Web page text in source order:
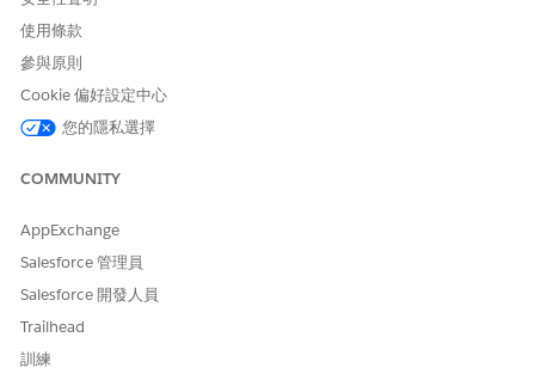
具。若要有效利用這些工具,您必須先完成此區段中詳細的設
案的先決條件。其可確保可自訂基本程序,並可同步化資料以確
保準確性。請先完成下列所有步驟,再繼續設計您的等級解決方
案。
等級程序是可自訂、排序的等級元素堆疊,用於計算用量資源的
呼叫適當的對應表格來執行等級計算。
等級探索程序會提取與價目手冊相關的多個可銷售產品和用量資
源相關聯的繫結物件、比率卡、比率卡項目和比率調整。透過使
用「報價」和「訂單挑選」和「資產生命週期」,使用所取得的
使用條款
參與原則
Cookie 偏好設定中心
您的隱私選擇
COMMUNITY
AppExchange
Salesforce 管理員
Salesforce 開發人員
Trailhead
訓練